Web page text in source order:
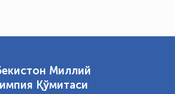
Миллий
Қўмитаси